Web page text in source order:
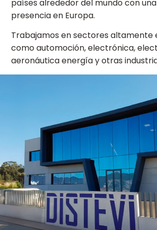
países alrededor del mundo con
presencia en Europa.
Trabajamos en sectores altamente
como automoción, electrónica,
aeronáutica energía y otras